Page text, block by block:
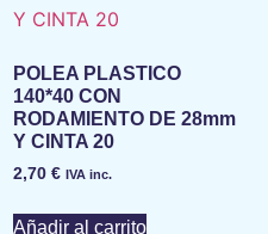
POLEA PLASTICO
140*40 CON
RODAMIENTO DE 28mm
Y CINTA 20
2,70 € IVA inc.
Añadir al carrito